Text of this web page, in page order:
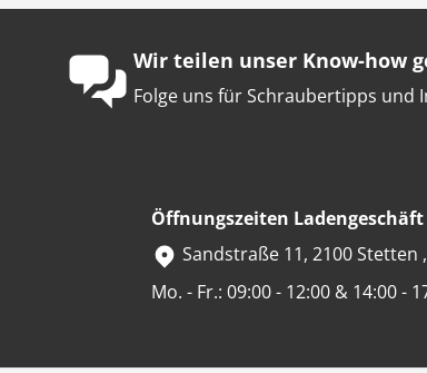
Wir teilen unser Know-how
Folge uns für Schraubertipps und
Öffnungszeiten
Sandstraße 11, 2100 Stetten
Mo. - Fr.: 09:00 - 12:00 & 14:00 -